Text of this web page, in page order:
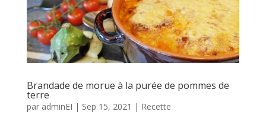
Brandade de morue à la purée de pommes de
terre
par adminEI | Sep 15, 2021 | Recette